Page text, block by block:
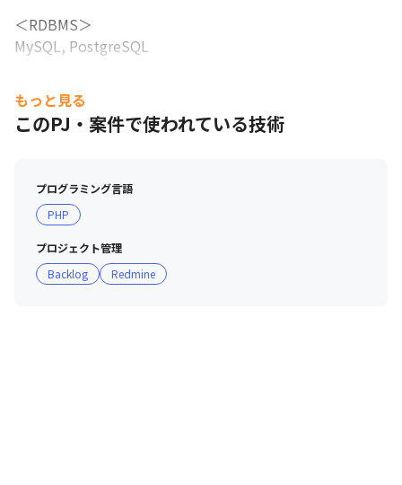
＜RDBMS＞
MySQL, PostgreSQL
もっと見る
このPJ・案件で使われている技術
プログラミング言語
PHP
プロジェクト管理
Backlog
Redmine